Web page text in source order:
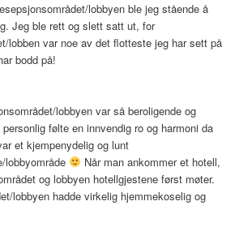
lobbyen ble jeg stående å
Jeg ble rett og slett satt ut, for
lobben var noe av det flotteste jeg har sett på
bodd på!
lobbyen var så beroligende og
følte en innvendig ro og harmoni da
et kjempenydelig og lunt
lobbyområde
Når man ankommer et hotell,
og lobbyen hotellgjestene først møter.
lobbyen hadde virkelig hjemmekoselig og